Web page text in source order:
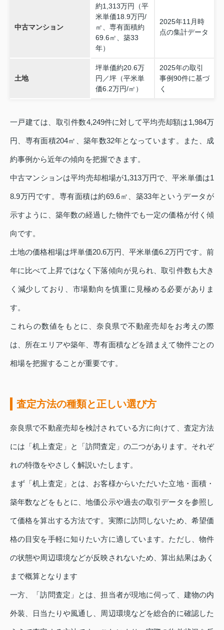
中古マンション
約1,313万円（平
米単価18.9万円/
㎡、専有面積約
69.6㎡、築33
年）
2025年11月時
点の集計データ
土地
坪単価約20.6万
円／坪（平米単
価6.2万円/㎡）
2025年の取引
事例90件に基づ
く
一戸建ては、取引件数4,249件に対して平均売却額は1,984万
円、専有面積204㎡、築年数32年となっています。また、成
約事例から近年の傾向を把握できます。
中古マンションは平均売却相場が1,313万円で、平米単価は1
8.9万円です。専有面積は約69.6㎡、築33年というデータが
示すように、築年数の経過した物件でも一定の価格が付く傾
向です。
土地の価格相場は坪単価20.6万円、平米単価6.2万円です。前
年に比べて上昇ではなく下落傾向が見られ、取引件数も大き
く減少しており、市場動向を慎重に見極める必要がありま
す。
これらの数値をもとに、奈良県で不動産売却をお考えの際
は、所在エリアや築年、専有面積などを踏まえて物件ごとの
相場を把握することが重要です。
査定方法の種類と正しい選び方
奈良県で不動産売却を検討されている方に向けて、査定方法
には「机上査定」と「訪問査定」の二つがあります。それぞ
れの特徴をやさしく解説いたします。
まず「机上査定」とは、お客様からいただいた立地・面積・
築年数などをもとに、地価公示や過去の取引データを参照し
て価格を算出する方法です。実際に訪問しないため、希望価
格の目安を手軽に知りたい方に適しています。ただし、物件
の状態や周辺環境などが反映されないため、算出結果はあく
まで概算となります
一方、「訪問査定」とは、担当者が現地に伺って、建物の内
外装、日当たりや風通し、周辺環境などを総合的に確認した